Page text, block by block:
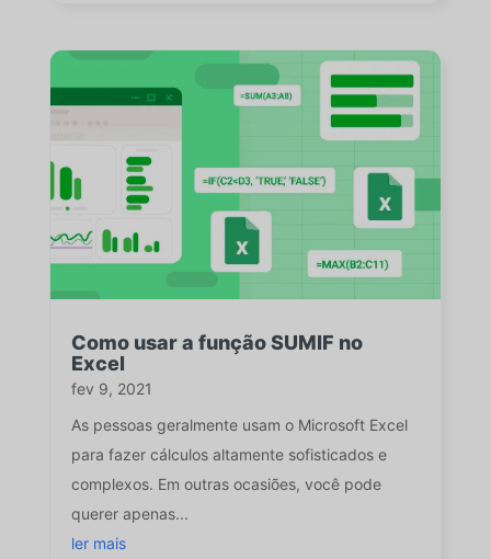
Como usar a função SUMIF no
Excel
fev 9, 2021
As pessoas geralmente usam o Microsoft Excel
para fazer cálculos altamente sofisticados e
complexos. Em outras ocasiões, você pode
querer apenas...
ler mais